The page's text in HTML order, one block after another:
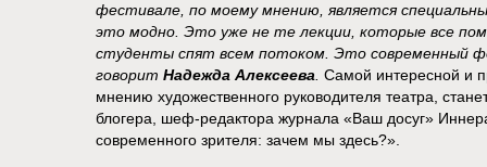
фестивале, по моему мнению, является
это модно. Это уже не те лекции, которые все
студенты спят всем потоком. Это современный
говорит Надежда Алексеева Самой интересной и
мнению художественного руководителя театра,
блогера, шеф-редактора журнала «Ваш досуг»
современного зрителя: зачем мы здесь?».